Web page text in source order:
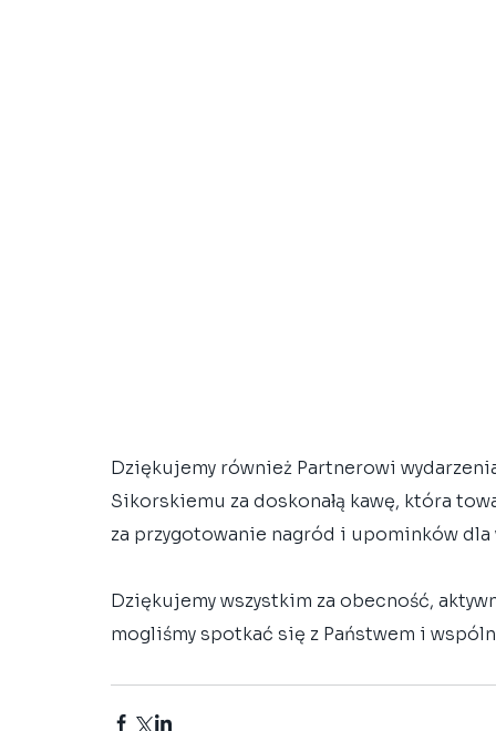
Dziękujemy również Partnerowi
Sikorskiemu za doskonałą kawę, która
za przygotowanie nagród i upominków
Dziękujemy wszystkim za obecność,
mogliśmy spotkać się z Państwem i